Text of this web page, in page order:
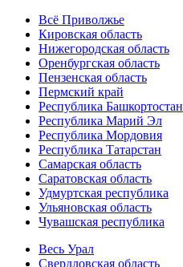
Всё Приволжье
Кировская область
Нижегородская область
Оренбургская область
Пензенская область
Пермский край
Республика Башкортостан
Республика Марий Эл
Республика Мордовия
Республика Татарстан
Самарская область
Саратовская область
Удмуртская республика
Ульяновская область
Чувашская республика
Весь Урал
Свердловская область